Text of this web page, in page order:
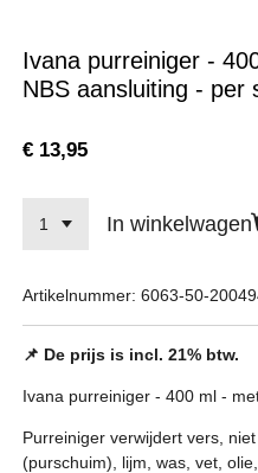
Ivana purreiniger -
NBS aansluiting - per
€ 13,95
In winkelwagen
Artikelnummer: 6063-50-
📌 De prijs is incl. 21% btw.
Ivana purreiniger - 400 ml -
Purreiniger verwijdert vers,
(purschuim), lijm, was, vet,